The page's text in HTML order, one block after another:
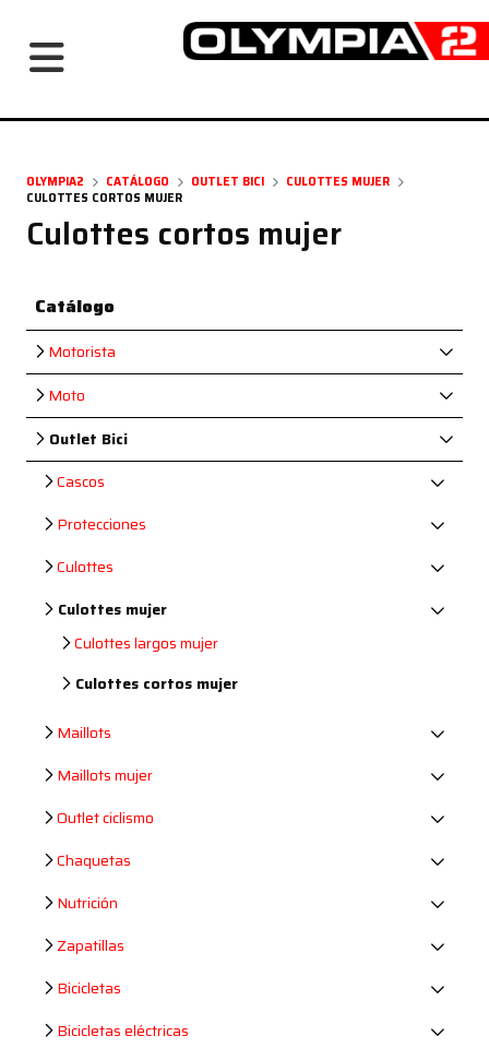
Navegación principal
OLYMPIA2 CATÁLOGO OUTLET BICI
CULOTTES MUJER
CULOTTES CORTOS MUJER
Culottes cortos mujer
Catálogo
Motorista
Moto
Outlet Bici
Cascos
Protecciones
Culottes
Culottes mujer
Culottes largos mujer
Culottes cortos mujer
Maillots
Maillots mujer
Outlet ciclismo
Chaquetas
Nutrición
Zapatillas
Bicicletas
Bicicletas eléctricas